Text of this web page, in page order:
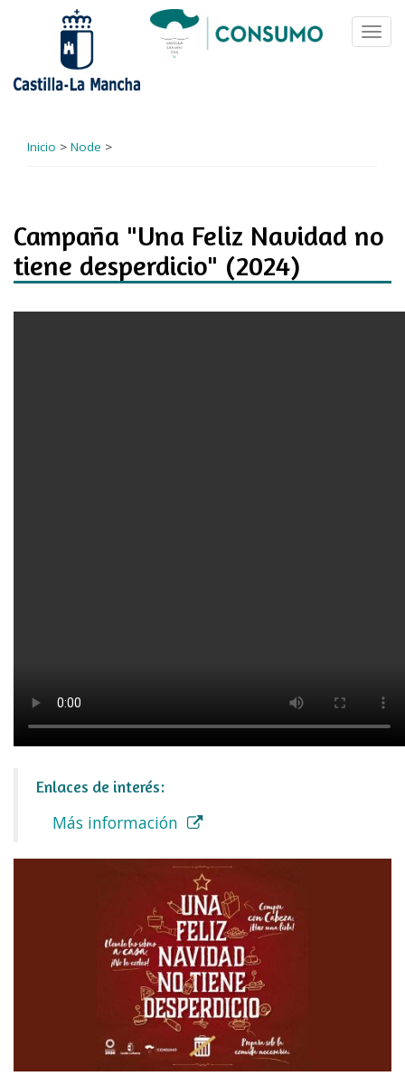
Inicio > Node >
Campaña "Una Feliz Navidad no
tiene desperdicio" (2024)
Enlaces de interés:
Más información